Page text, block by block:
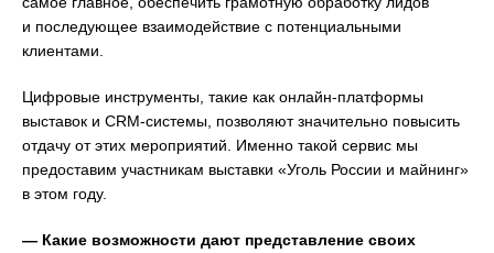
и последующее взаимодействие с потенциальными
клиентами.
Цифровые инструменты, такие как онлайн-платформы
выставок и CRM-системы, позволяют значительно повысить
отдачу от этих мероприятий. Именно такой сервис мы
предоставим участникам выставки «Уголь России и майнинг»
в этом году.
— Какие возможности дают представление своих